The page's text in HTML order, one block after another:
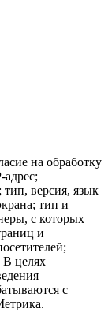
на обработку
адрес;
тип, версия, язык
тип и
с которых
и
В целях
с